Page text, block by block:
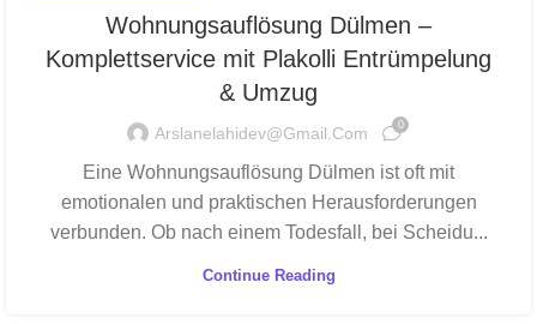
Wohnungsauflösung Dülmen –
Komplettservice mit Plakolli Entrümpelung
& Umzug
Arslanelahidev@gmail.com 0
Eine Wohnungsauflösung Dülmen ist oft mit
emotionalen und praktischen Herausforderungen
verbunden. Ob nach einem Todesfall, bei Scheidu...
Continue Reading